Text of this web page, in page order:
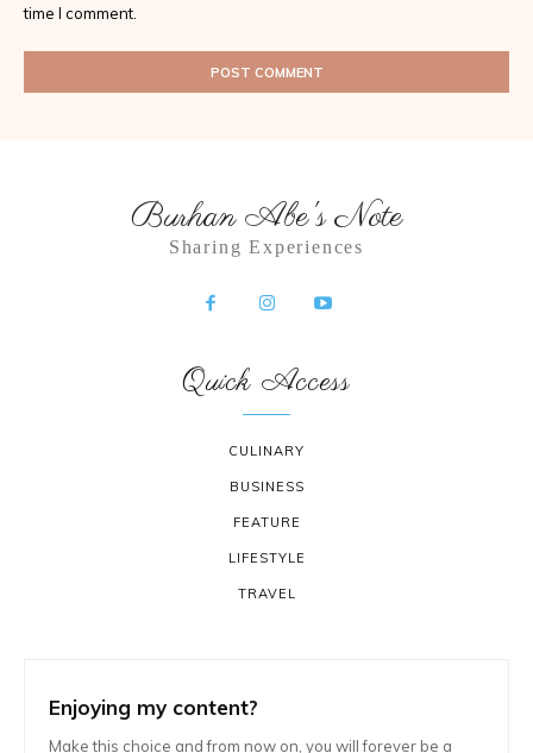
time I comment.
Burhan Abe's Note
Sharing Experiences
Quick Access
CULINARY
BUSINESS
FEATURE
LIFESTYLE
TRAVEL
Enjoying my content?
Make this choice and from now on, you will forever be a